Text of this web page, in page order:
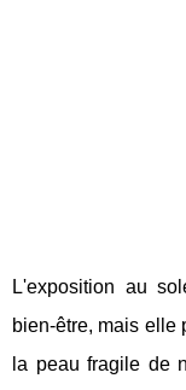
L'exposition au
bien-être, mais elle
la peau fragile de